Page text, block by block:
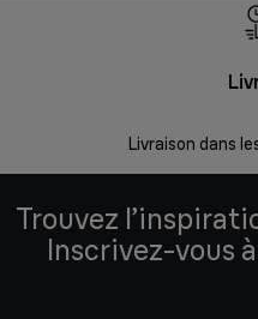
Livraison dans
Trouvez
Inscrivez-vous